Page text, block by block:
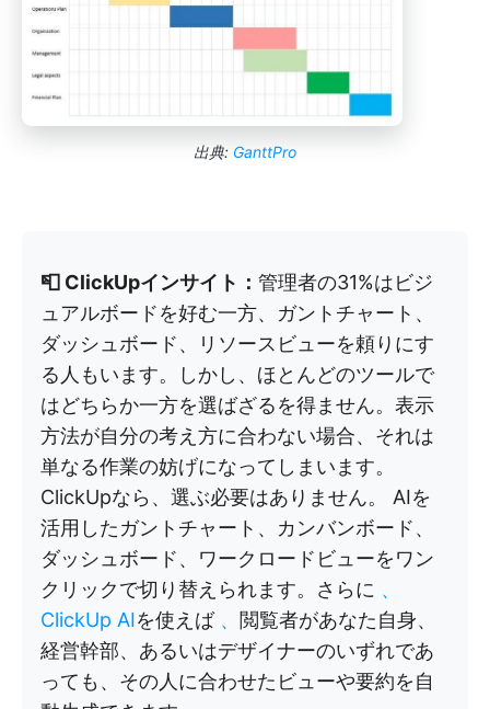
出典: GanttPro
📮 ClickUpインサイト： 管理者の31%はビジ
ュアルボードを好む一方、ガントチャート、
ダッシュボード、リソースビューを頼りにす
る人もいます。しかし、ほとんどのツールで
はどちらか一方を選ばざるを得ません。表示
方法が自分の考え方に合わない場合、それは
単なる作業の妨げになってしまいます。
ClickUpなら、選ぶ必要はありません。 AIを
活用したガントチャート、カンバンボード、
ダッシュボード、ワークロードビューをワン
クリックで切り替えられます。さらに 、
ClickUp AIを使えば、 閲覧者があなた自身、
経営幹部、あるいはデザイナーのいずれであ
っても、その人に合わせたビューや要約を自